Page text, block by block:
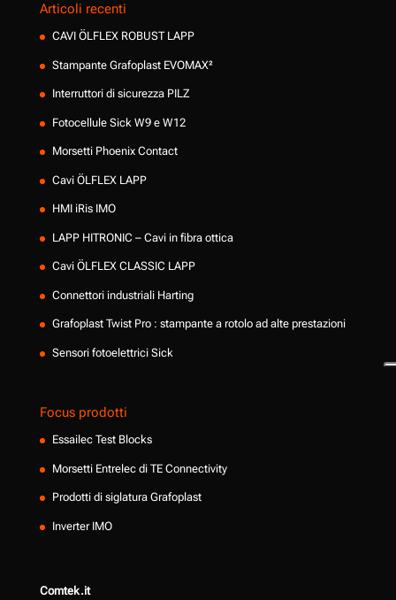
Articoli recenti
CAVI ÖLFLEX ROBUST LAPP
Stampante Grafoplast EVOMAX²
Interruttori di sicurezza PILZ
Fotocellule Sick W9 e W12
Morsetti Phoenix Contact
Cavi ÖLFLEX LAPP
HMI iRis IMO
LAPP HITRONIC – Cavi in fibra ottica
Cavi ÖLFLEX CLASSIC LAPP
Connettori industriali Harting
Grafoplast Twist Pro : stampante a rotolo ad alte prestazioni
Sensori fotoelettrici Sick
Focus prodotti
Essailec Test Blocks
Morsetti Entrelec di TE Connectivity
Prodotti di siglatura Grafoplast
Inverter IMO
Comtek.it